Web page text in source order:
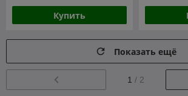
Купить
Показать ещё
1 / 2